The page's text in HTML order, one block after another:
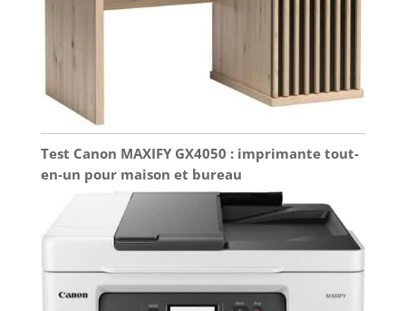
Test Canon MAXIFY GX4050 : imprimante tout-
en-un pour maison et bureau